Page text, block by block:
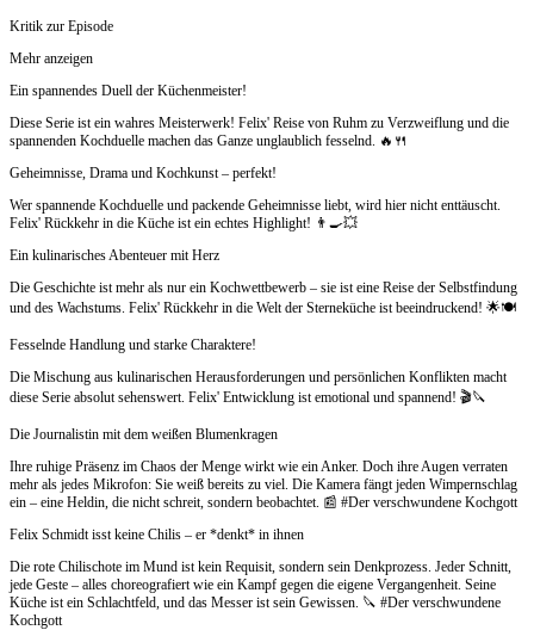
Kritik zur Episode
Mehr anzeigen
Ein spannendes Duell der Küchenmeister!
Diese Serie ist ein wahres Meisterwerk! Felix' Reise von Ruhm zu Verzweiflung und die
spannenden Kochduelle machen das Ganze unglaublich fesselnd. 🔥🍴
Geheimnisse, Drama und Kochkunst – perfekt!
Wer spannende Kochduelle und packende Geheimnisse liebt, wird hier nicht enttäuscht.
Felix' Rückkehr in die Küche ist ein echtes Highlight! 👨‍🍳💥
Ein kulinarisches Abenteuer mit Herz
Die Geschichte ist mehr als nur ein Kochwettbewerb – sie ist eine Reise der Selbstfindung
und des Wachstums. Felix' Rückkehr in die Welt der Sterneküche ist beeindruckend! 🌟🍽️
Fesselnde Handlung und starke Charaktere!
Die Mischung aus kulinarischen Herausforderungen und persönlichen Konflikten macht
diese Serie absolut sehenswert. Felix' Entwicklung ist emotional und spannend! 🎬🔪
Die Journalistin mit dem weißen Blumenkragen
Ihre ruhige Präsenz im Chaos der Menge wirkt wie ein Anker. Doch ihre Augen verraten
mehr als jedes Mikrofon: Sie weiß bereits zu viel. Die Kamera fängt jeden Wimpernschlag
ein – eine Heldin, die nicht schreit, sondern beobachtet. 📰 #Der verschwundene Kochgott
Felix Schmidt isst keine Chilis – er *denkt* in ihnen
Die rote Chilischote im Mund ist kein Requisit, sondern sein Denkprozess. Jeder Schnitt,
jede Geste – alles choreografiert wie ein Kampf gegen die eigene Vergangenheit. Seine
Küche ist ein Schlachtfeld, und das Messer ist sein Gewissen. 🔪 #Der verschwundene
Kochgott